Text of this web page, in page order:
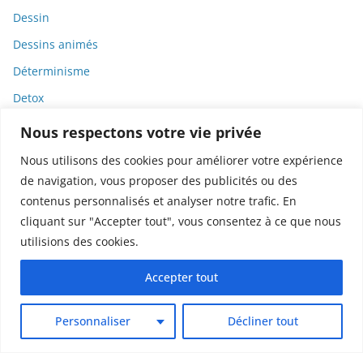
Nous respectons votre vie privée
Nous utilisons des cookies pour améliorer votre expérience
de navigation, vous proposer des publicités ou des
contenus personnalisés et analyser notre trafic. En
cliquant sur "Accepter tout", vous consentez à ce que nous
utilisions des cookies.
Personnaliser Décliner tout
Accepter tout
Dessin
Dessins animés
Déterminisme
Detox
Dette
Deux-roues
DGCCRF
Diabète
Diagnostic
Diffamation